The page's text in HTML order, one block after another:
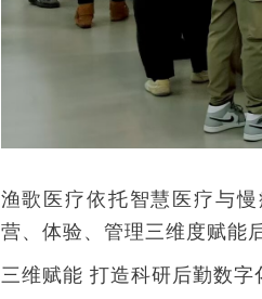
渔歌医疗依托智慧医疗与
营、体验、管理三维度赋能
三维赋能 打造科研后勤数字